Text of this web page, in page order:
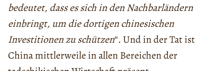
bedeutet, dass es sich in den Nachbarländern
einbringt, um die dortigen chinesischen
Investitionen zu schützen“. Und in der Tat ist
China mittlerweile in allen Bereichen der